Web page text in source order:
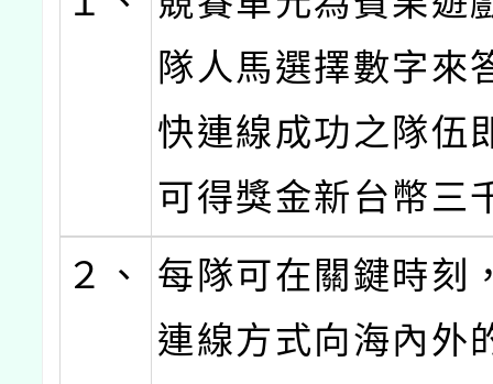
隊人馬選擇數字來
快連線成功之隊伍
可得獎金新台幣三
２、
每隊可在關鍵時刻
連線方式向海內外